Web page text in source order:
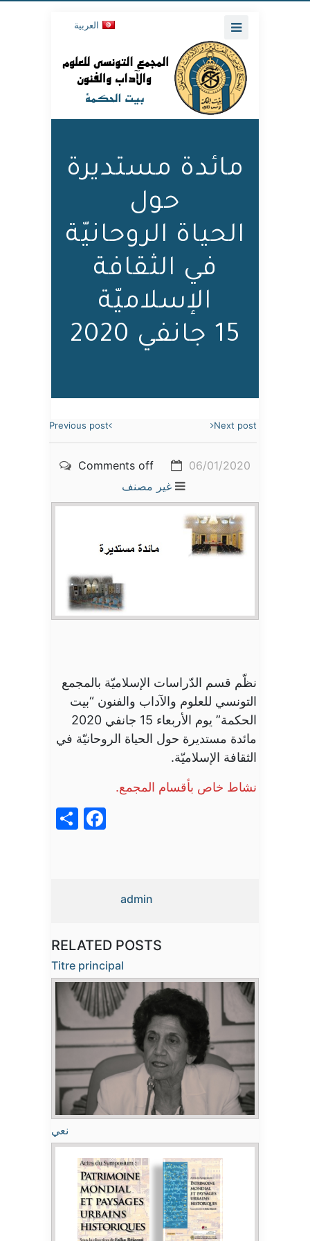
العربية
مائدة مستديرة
حول
الحياة الروحانيّة
في الثقافة
الإسلاميّة
15 جانفي 2020
Previous post Next post
06/01/2020
Comments off
غير مصنف
نظّم قسم الدّراسات الإسلاميّة بالمجمع
التونسي للعلوم والآداب والفنون “بيت
الحكمة” يوم الأربعاء 15 جانفي 2020
مائدة مستديرة حول الحياة الروحانيّة في
الثقافة الإسلاميّة.
نشاط خاص بأقسام المجمع.
admin
RELATED POSTS
Titre principal
نعي